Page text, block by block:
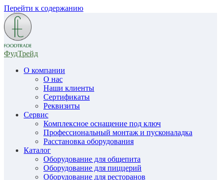
Перейти к содержанию
ФудТрейд
О компании
О нас
Наши клиенты
Сертификаты
Реквизиты
Сервис
Комплексное оснащение под ключ
Профессиональный монтаж и пусконаладка
Расстановка оборудования
Каталог
Оборудование для общепита
Оборудование для пиццерий
Оборудование для ресторанов